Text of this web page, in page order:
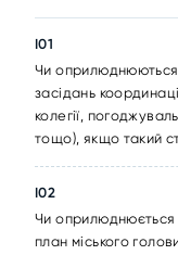
I01
Чи оприлюднюються
засідань
колегії,
тощо), якщо такий
I02
Чи оприлюднюється
план міського